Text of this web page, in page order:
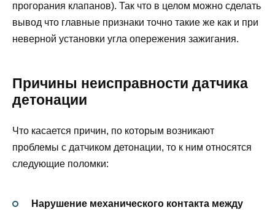
прогорания клапанов). Так что в целом можно сделать
вывод что главные признаки точно такие же как и при
неверной установки угла опережения зажигания.
Причины неисправности датчика
детонации
Что касается причин, по которым возникают
проблемы с датчиком детонации, то к ним относятся
следующие поломки:
Нарушение механического контакта между